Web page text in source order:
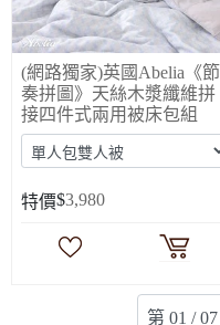
(網路獨家)英國Abelia《節
奏拼圖》天絲木漿纖維拼
接四件式兩用被床包組
特價$3,980